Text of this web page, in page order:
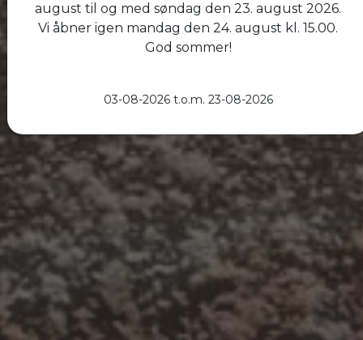
august til og med søndag den 23. august 2026.
Vi åbner igen mandag den 24. august kl. 15.00.
God sommer!
03-08-2026 t.o.m. 23-08-2026